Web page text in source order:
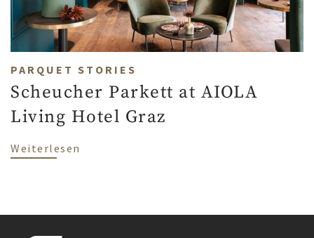
PARQUET STORIES
Scheucher Parkett at AIOLA
Living Hotel Graz
Weiterlesen